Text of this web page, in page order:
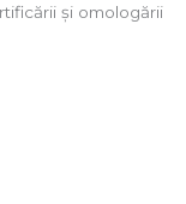
și omologării